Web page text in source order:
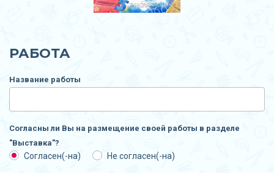
РАБОТА
Название работы
Согласны ли Вы на размещение своей работы в разделе
"Выставка"?
Согласен(-на) Не согласен(-на)